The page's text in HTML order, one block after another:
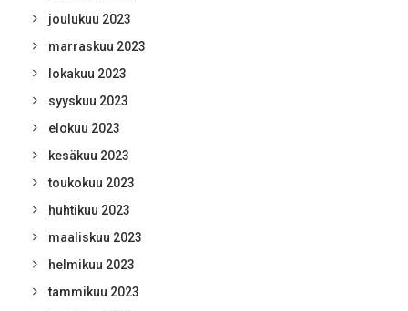
joulukuu 2023
marraskuu 2023
lokakuu 2023
syyskuu 2023
elokuu 2023
kesäkuu 2023
toukokuu 2023
huhtikuu 2023
maaliskuu 2023
helmikuu 2023
tammikuu 2023